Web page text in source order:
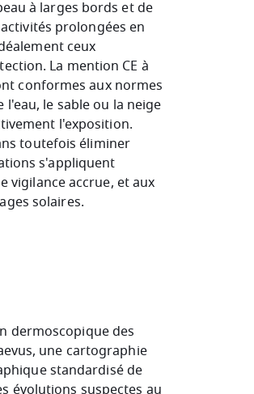
à larges bords et de
prolongées en
ceux
La mention CE à
conformes aux normes
le sable ou la neige
l'exposition.
toutefois éliminer
s'appliquent
vigilance accrue, et aux
solaires.
dermoscopique des
une cartographie
standardisé de
évolutions suspectes au